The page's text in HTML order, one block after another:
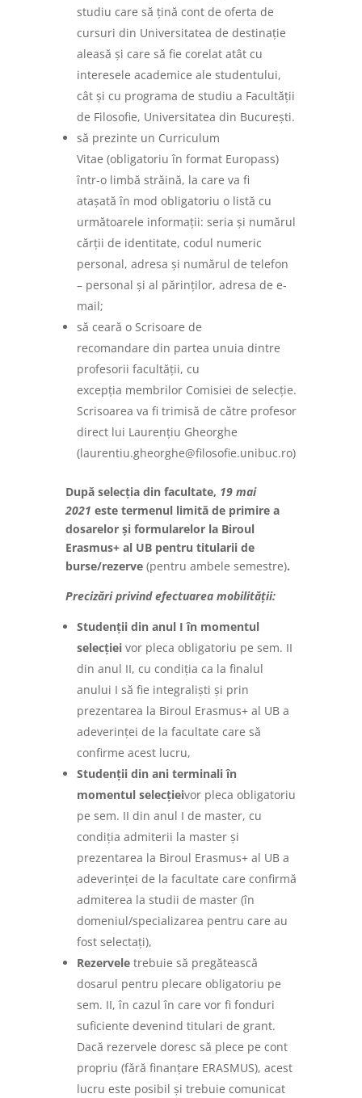
studiu care să țină cont de oferta de
cursuri din Universitatea de destinație
aleasă și care să fie corelat atât cu
interesele academice ale studentului,
cât și cu programa de studiu a Facultății
de Filosofie, Universitatea din București.
să prezinte un Curriculum
Vitae (obligatoriu în format Europass)
într-o limbă străină, la care va fi
atașată în mod obligatoriu o listă cu
următoarele informații: seria și numărul
cărții de identitate, codul numeric
personal, adresa și numărul de telefon
– personal și al părinților, adresa de e-
mail;
să ceară o Scrisoare de
recomandare din partea unuia dintre
profesorii facultății, cu
excepția membrilor Comisiei de selecție.
Scrisoarea va fi trimisă de către profesor
direct lui Laurențiu Gheorghe
(laurentiu.gheorghe@filosofie.unibuc.ro)
După selecția din facultate, 19 mai
2021 este termenul limită de primire a
dosarelor și formularelor la Biroul
Erasmus+ al UB pentru titularii de
burse/rezerve (pentru ambele semestre).
Precizări privind efectuarea mobilității:
Studenții din anul I în momentul
selecției vor pleca obligatoriu pe sem. II
din anul II, cu condiția ca la finalul
anului I să fie integraliști și prin
prezentarea la Biroul Erasmus+ al UB a
adeverinței de la facultate care să
confirme acest lucru,
Studenții din ani terminali în
momentul selecțieivor pleca obligatoriu
pe sem. II din anul I de master, cu
condiția admiterii la master și
prezentarea la Biroul Erasmus+ al UB a
adeverinței de la facultate care confirmă
admiterea la studii de master (în
domeniul/specializarea pentru care au
fost selectați),
Rezervele trebuie să pregătească
dosarul pentru plecare obligatoriu pe
sem. II, în cazul în care vor fi fonduri
suficiente devenind titulari de grant.
Dacă rezervele doresc să plece pe cont
propriu (fără finanțare ERASMUS), acest
lucru este posibil și trebuie comunicat